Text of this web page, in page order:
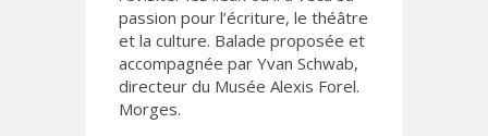
passion pour l’écriture, le théâtre
et la culture. Balade proposée et
accompagnée par Yvan Schwab,
directeur du Musée Alexis Forel.
Morges.